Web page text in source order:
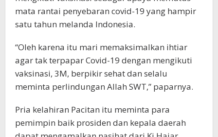
mata rantai penyebaran covid-19 yang hampir
satu tahun melanda Indonesia.
“Oleh karena itu mari memaksimalkan ihtiar
agar tak terpapar Covid-19 dengan mengikuti
vaksinasi, 3M, berpikir sehat dan selalu
meminta perlindungan Allah SWT,” paparnya.
Pria kelahiran Pacitan itu meminta para
pemimpin baik prosiden dan kepala daerah